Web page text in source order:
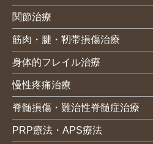
関節治療
筋肉・腱・靭帯損傷治療
身体的フレイル治療
慢性疼痛治療
脊髄損傷・難治性脊髄症治療
PRP療法・APS療法